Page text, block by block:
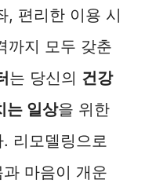
, 편리한 이용 시
까지 모두 갖춘
는 당신의 건강
는 일상을 위한
리모델링으로
마음이 개운